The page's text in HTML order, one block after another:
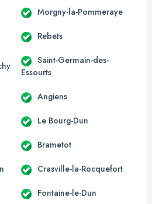
Morgny-la-Pommeraye
Rebets
Saint-Germain-des-
Essourts
Angiens
Le Bourg-Dun
Brametot
Crasville-la-Rocquefort
Fontaine-le-Dun